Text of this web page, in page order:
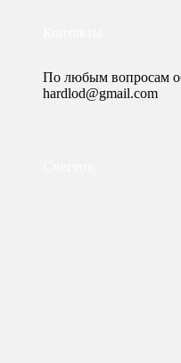
По любым вопросам
hardlod@gmail.com